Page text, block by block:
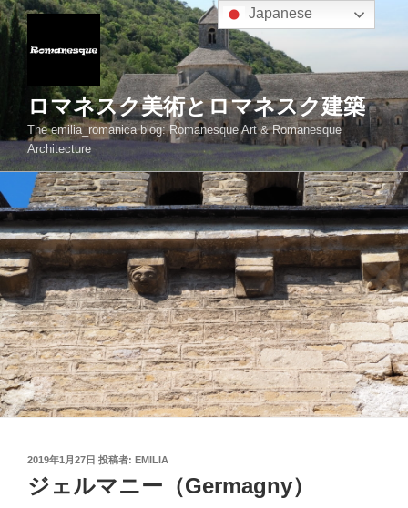
コ
ン
ス
キ
プ
ロマネスク美術とロマネスク建築
The emilia_romanica blog: Romanesque Art & Romanesque
Architecture
投
日:
2019年1月27日 投稿者: EMILIA
ジェルマニー（Germagny）
Japanese